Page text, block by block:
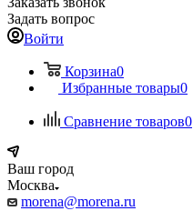
Задать вопрос
Войти
Корзина0
Избранные товары0
Сравнение товаров0
Ваш город
Москва
morena@morena.ru